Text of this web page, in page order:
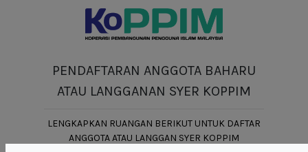
PENDAFTARAN ANGGOTA BAHARU
ATAU LANGGANAN SYER KOPPIM
LENGKAPKAN RUANGAN BERIKUT UNTUK DAFTAR
ANGGOTA ATAU LANGGAN SYER KOPPIM